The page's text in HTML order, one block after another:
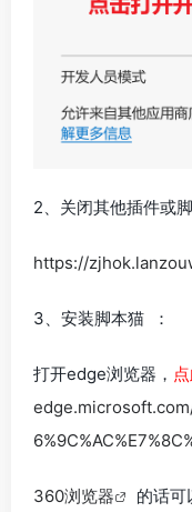
2、关闭其他插件或
https://
3、安装脚本猫 ：
打开edge浏览器，
360浏览器 的话可